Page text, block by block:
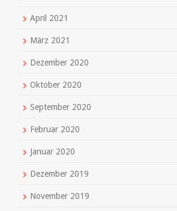
April 2021
März 2021
Dezember 2020
Oktober 2020
September 2020
Februar 2020
Januar 2020
Dezember 2019
November 2019